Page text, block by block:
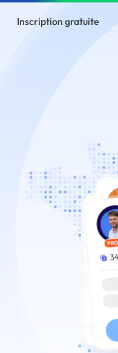
Inscription gratuite